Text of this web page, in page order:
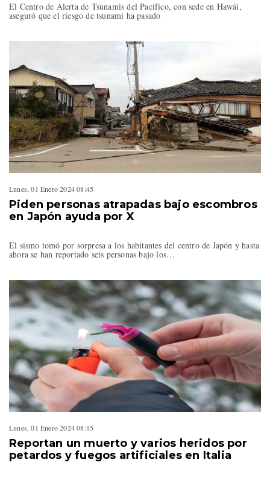
El Centro de Alerta de Tsunamis del Pacífico, con sede en Hawái,
aseguró que el riesgo de tsunami ha pasado
Lunes, 01 Enero 2024 08:45
Piden personas atrapadas bajo escombros
en Japón ayuda por X
El sismo tomó por sorpresa a los habitantes del centro de Japón y hasta
ahora se han reportado seis personas bajo los…
Lunes, 01 Enero 2024 08:15
Reportan un muerto y varios heridos por
petardos y fuegos artificiales en Italia